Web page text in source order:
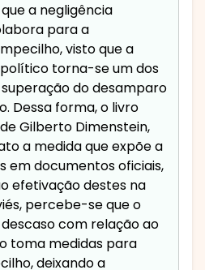
a negligência
para a
visto que a
torna-se um dos
do desamparo
Dessa forma, o livro
Gilberto Dimenstein,
a medida que expõe a
em documentos oficiais,
efetivação destes na
percebe-se que o
com relação ao
toma medidas para
deixando a